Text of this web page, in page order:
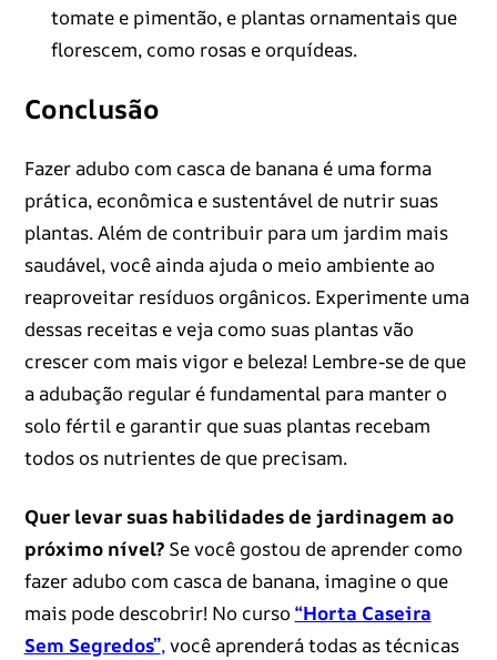
tomate e pimentão, e plantas ornamentais que
florescem, como rosas e orquídeas.
Conclusão
Fazer adubo com casca de banana é uma forma
prática, econômica e sustentável de nutrir suas
plantas. Além de contribuir para um jardim mais
saudável, você ainda ajuda o meio ambiente ao
reaproveitar resíduos orgânicos. Experimente uma
dessas receitas e veja como suas plantas vão
crescer com mais vigor e beleza! Lembre-se de que
a adubação regular é fundamental para manter o
solo fértil e garantir que suas plantas recebam
todos os nutrientes de que precisam.
Quer levar suas habilidades de jardinagem ao
próximo nível?Se você gostou de aprender como
fazer adubo com casca de banana, imagine o que
mais pode descobrir! No curso “Horta Caseira
Sem Segredos”,você aprenderá todas as técnicas